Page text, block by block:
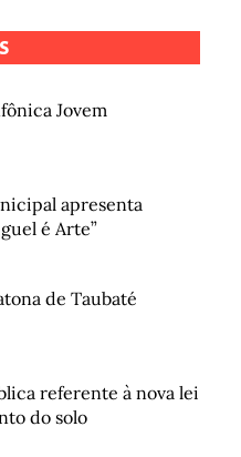
Jovem
apresenta
é Arte”
de Taubaté
referente à nova lei
do solo